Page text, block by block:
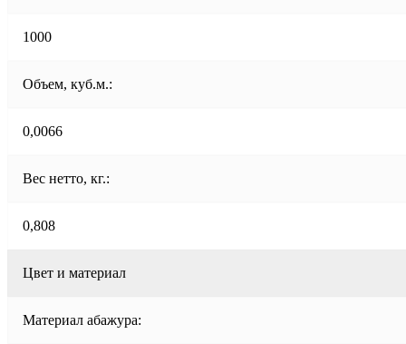
1000
Объем, куб.м.:
0,0066
Вес нетто, кг.:
0,808
Цвет и материал
Материал абажура: